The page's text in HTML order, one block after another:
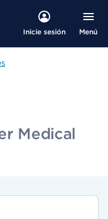
Inicie sesión Menú
Medical